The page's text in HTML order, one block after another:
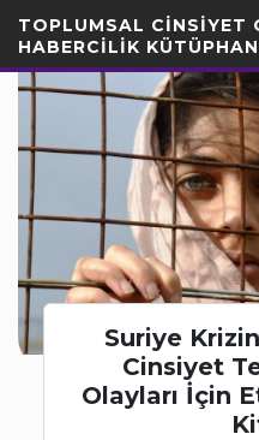
Geç
TOPLUMSAL CİNSİYET
HABERCİLİK
Suriye
Cinsiyet
Olayları İçin